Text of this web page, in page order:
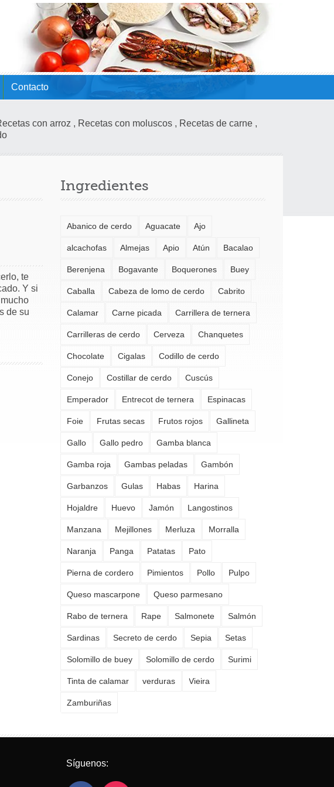
Contacto
con arroz , Recetas con moluscos , Recetas de carne ,
te
Y si
de su
Ingredientes
Abanico de cerdo Aguacate Ajo
alcachofas Almejas Apio Atún Bacalao
Berenjena Bogavante Boquerones Buey
Caballa Cabeza de lomo de cerdo Cabrito
Calamar Carne picada Carrillera de ternera
Carrilleras de cerdo Cerveza Chanquetes
Chocolate Cigalas Codillo de cerdo
Conejo Costillar de cerdo Cuscús
Emperador Entrecot de ternera Espinacas
Foie Frutas secas Frutos rojos Gallineta
Gallo Gallo pedro Gamba blanca
Gamba roja Gambas peladas Gambón
Garbanzos Gulas Habas Harina
Hojaldre Huevo Jamón Langostinos
Manzana Mejillones Merluza Morralla
Naranja Panga Patatas Pato
Pierna de cordero Pimientos Pollo Pulpo
Queso mascarpone Queso parmesano
Rabo de ternera Rape Salmonete Salmón
Sardinas Secreto de cerdo Sepia Setas
Solomillo de buey Solomillo de cerdo Surimi
Tinta de calamar verduras Vieira
Zamburiñas
Síguenos: